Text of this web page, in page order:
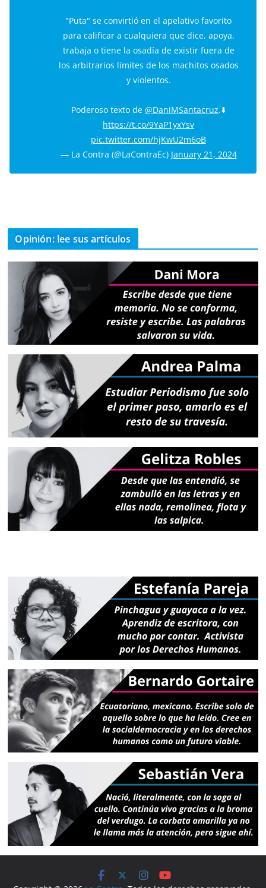
"Puta" se convirtió en el apelativo favorito
para calificar a cualquiera que dice, apoya,
trabaja o tiene la osadía de existir fuera de
los arbitrarios límites de los machitos osados
y violentos.
Poderoso texto de @DaniMSantacruz.⬇️
https://t.co/9YaP1yxYsv
pic.twitter.com/hjKwU2m6oB
— La Contra (@LaContraEc) January 21, 2024
Opinión: lee sus artículos